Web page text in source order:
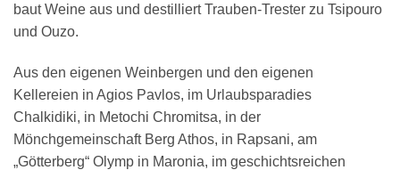
baut Weine aus und destilliert Trauben-Trester zu Tsipouro
und Ouzo.
Aus den eigenen Weinbergen und den eigenen
Kellereien in Agios Pavlos, im Urlaubsparadies
Chalkidiki, in Metochi Chromitsa, in der
Mönchgemeinschaft Berg Athos, in Rapsani, am
„Götterberg“ Olymp in Maronia, im geschichtsreichen